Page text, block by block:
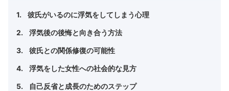
彼氏がいるのに浮気をしてしまう心理
浮気後の後悔と向き合う方法
彼氏との関係修復の可能性
浮気をした女性への社会的な見方
自己反省と成長のためのステップ